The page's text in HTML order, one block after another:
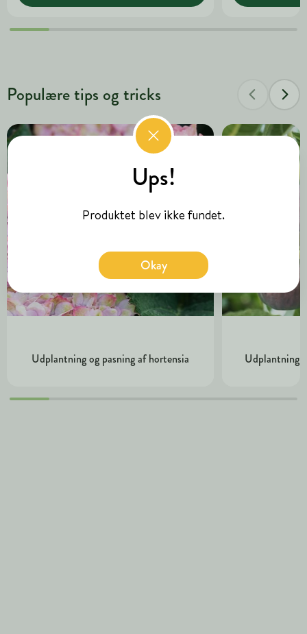
Populære tips og tricks
Udplantning og pasning af hortensia Udplantning
Ups!
Produktet blev ikke fundet.
Okay